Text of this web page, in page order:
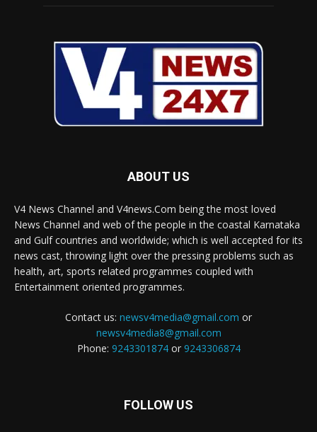
ABOUT US
V4 News Channel and V4news.Com being the most loved
News Channel and web of the people in the coastal Karnataka
and Gulf countries and worldwide; which is well accepted for its
news cast, throwing light over the pressing problems such as
health, art, sports related programmes coupled with
Entertainment oriented programmes.
Contact us: newsv4media@gmail.com or
newsv4media8@gmail.com
Phone: 9243301874or 9243306874
FOLLOW US